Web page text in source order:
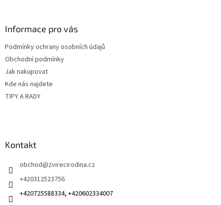
Informace pro vás
Podmínky ochrany osobních údajů
Obchodní podmínky
Jak nakupovat
Kde nás najdete
TIPY A RADY
Kontakt
obchod@zvirecirodina.cz
+420312523756
+420725588334, +420602334007